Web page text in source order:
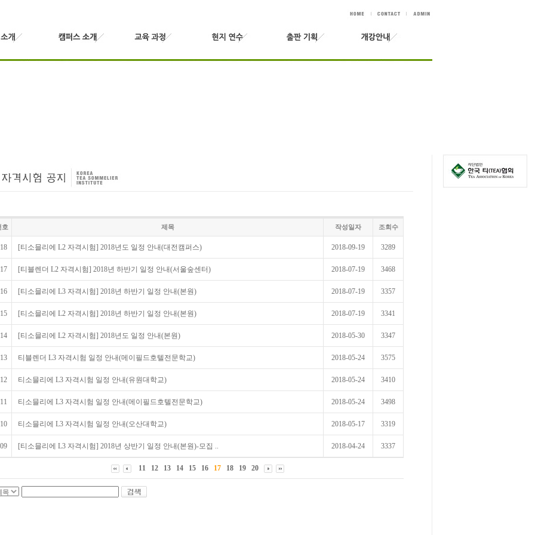
호 제목 작성일자 조회수
[티소믈리에 L2 자격시험] 2018년도 일정 안내(대전캠퍼스) 2018-09-19 3289
[티블렌더 L2 자격시험] 2018년 하반기 일정 안내(서울숲센터) 2018-07-19 3468
[티소믈리에 L3 자격시험] 2018년 하반기 일정 안내(본원) 2018-07-19 3357
[티소믈리에 L2 자격시험] 2018년 하반기 일정 안내(본원) 2018-07-19 3341
[티소믈리에 L2 자격시험] 2018년도 일정 안내(본원) 2018-05-30 3347
티블렌더 L3 자격시험 일정 안내(메이필드호텔전문학교) 2018-05-24 3575
티소믈리에 L3 자격시험 일정 안내(유원대학교) 2018-05-24 3410
티소믈리에 L3 자격시험 일정 안내(메이필드호텔전문학교) 2018-05-24 3498
티소믈리에 L3 자격시험 일정 안내(오산대학교) 2018-05-17 3319
[티소믈리에 L3 자격시험] 2018년 상반기 일정 안내(본원)-모집 .. 2018-04-24 3337
11 12 13 14 15 16 17 18 19 20